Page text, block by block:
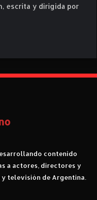
escrita y dirigida por
contenido
a actores, directores y
televisión de Argentina.